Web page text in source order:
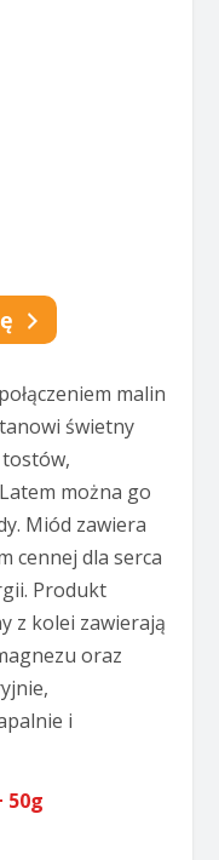
malin
świetny
można go
Miód zawiera
cennej dla serca
Produkt
z kolei zawierają
oraz
i
50g